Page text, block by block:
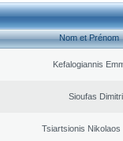
Nom et Prénom
Kefalogiannis
Sioufas
Tsiartsionis Nikolaos